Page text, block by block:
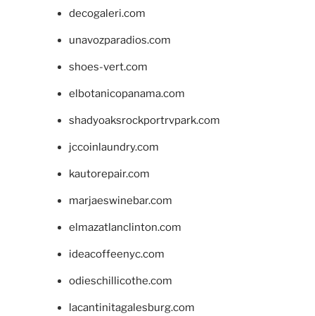
decogaleri.com
unavozparadios.com
shoes-vert.com
elbotanicopanama.com
shadyoaksrockportrvpark.com
jccoinlaundry.com
kautorepair.com
marjaeswinebar.com
elmazatlanclinton.com
ideacoffeenyc.com
odieschillicothe.com
lacantinitagalesburg.com